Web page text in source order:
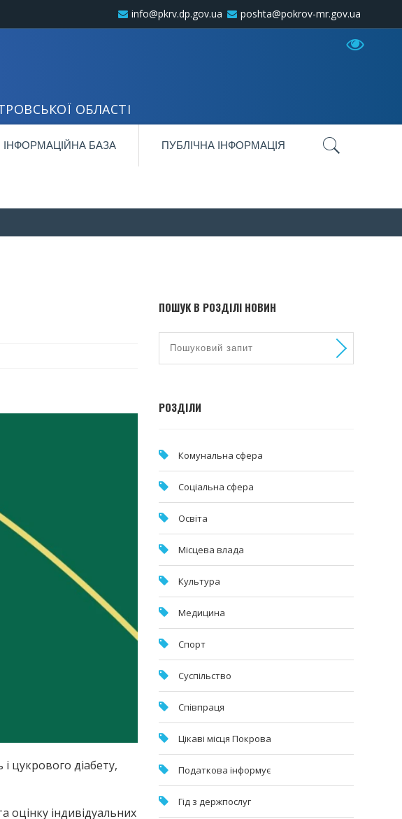
info@pkrv.dp.gov.ua poshta@pokrov-mr.gov.ua
ОБЛАСТІ
ІНФОРМАЦІЙНА БАЗА ПУБЛІЧНА ІНФОРМАЦІЯ
цукрового діабету,
оцінку індивідуальних
ПОШУК В РОЗДІЛІ НОВИН
РОЗДІЛИ
Комунальна cфера
Соціальна сфера
Освіта
Місцева влада
Культура
Медицина
Спорт
Суспільство
Співпраця
Цікаві місця Покрова
Податкова інформує
Гід з держпослуг